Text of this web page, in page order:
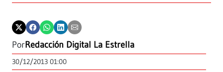
PorRedacción Digital La Estrella
30/12/2013 01:00